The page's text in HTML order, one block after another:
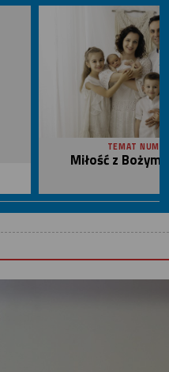
TEMAT
Miłość z